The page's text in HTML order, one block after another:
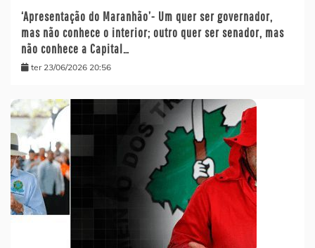
‘Apresentação do Maranhão’- Um quer ser governador,
mas não conhece o interior; outro quer ser senador, mas
não conhece a Capital…
ter 23/06/2026 20:56